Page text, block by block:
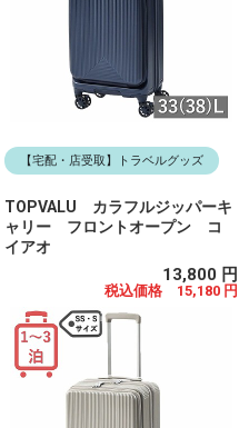
【宅配・店受取】トラベルグッズ
TOPVALU カラフルジッパーキ
ャリー フロントオープン コ
イアオ
13,800 円
税込価格 15,180 円